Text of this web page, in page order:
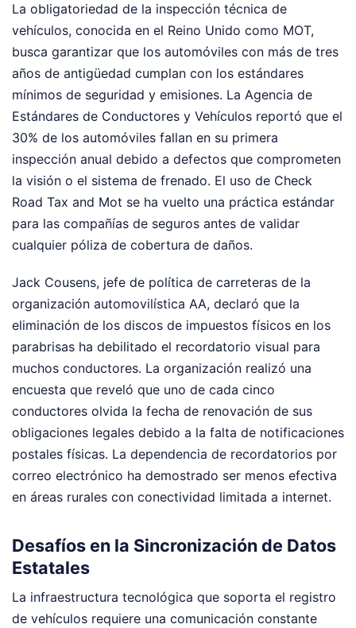
La obligatoriedad de la inspección técnica de
vehículos, conocida en el Reino Unido como MOT,
busca garantizar que los automóviles con más de tres
años de antigüedad cumplan con los estándares
mínimos de seguridad y emisiones. La Agencia de
Estándares de Conductores y Vehículos reportó que el
30% de los automóviles fallan en su primera
inspección anual debido a defectos que comprometen
la visión o el sistema de frenado. El uso de Check
Road Tax and Mot se ha vuelto una práctica estándar
para las compañías de seguros antes de validar
cualquier póliza de cobertura de daños.
Jack Cousens, jefe de política de carreteras de la
organización automovilística AA, declaró que la
eliminación de los discos de impuestos físicos en los
parabrisas ha debilitado el recordatorio visual para
muchos conductores. La organización realizó una
encuesta que reveló que uno de cada cinco
conductores olvida la fecha de renovación de sus
obligaciones legales debido a la falta de notificaciones
postales físicas. La dependencia de recordatorios por
correo electrónico ha demostrado ser menos efectiva
en áreas rurales con conectividad limitada a internet.
Desafíos en la Sincronización de Datos
Estatales
La infraestructura tecnológica que soporta el registro
de vehículos requiere una comunicación constante